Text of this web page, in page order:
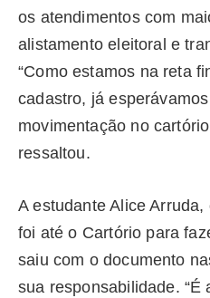
os atendimentos com
alistamento eleitoral e
“Como estamos na reta
cadastro, já
movimentação no
ressaltou.
A estudante Alice
foi até o Cartório para
saiu com o documento
sua responsabilidade. “É